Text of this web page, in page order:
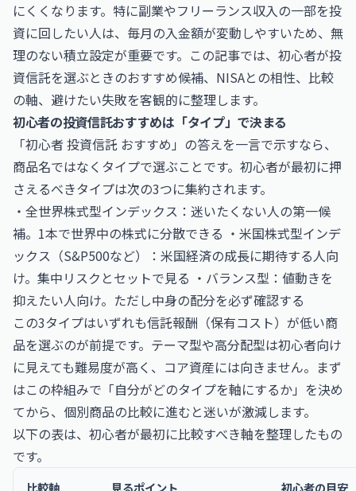
にくくなります。特に副業やフリーランス収入の一部を投
資に回したい人は、毎月の入金額が変動しやすいため、無
理のない積立設定が重要です。この記事では、初心者が投
資信託を選ぶときのおすすめ候補、NISAとの相性、比較
の軸、避けたい失敗を客観的に整理します。
初心者の投資信託おすすめは「タイプ」で決まる
「初心者 投資信託 おすすめ」の答えを一言で示すなら、
商品名ではなくタイプで選ぶことです。初心者が最初に押
さえるべきタイプは次の3つに集約されます。
・全世界株式型インデックス：迷いたくない人の第一候
補。1本で世界中の株式に分散できる ・米国株式型インデ
ックス（S&P500など）：米国経済の成長に期待する人向
け。集中リスクとセットで見る ・バランス型：値動きを
抑えたい人向け。ただし中身の配分を必ず確認する
この3タイプはいずれも信託報酬（保有コスト）が低い商
品を選ぶのが前提です。テーマ型や高分配型は初心者向け
に見えても難易度が高く、コア資産には向きません。まず
はこの枠組みで「自分がどのタイプを軸にするか」を決め
てから、個別商品の比較に進むと迷いが激減します。
以下の表は、初心者が最初に比較すべき軸を整理したもの
です。
比較軸 見るポイント 初心者の目安